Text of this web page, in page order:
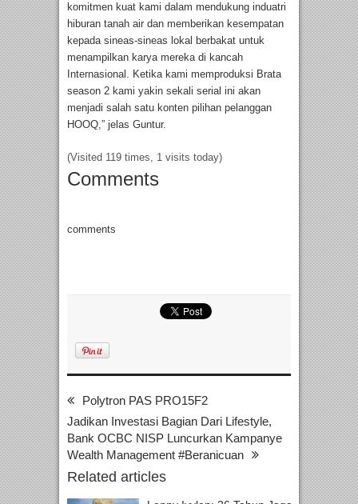
komitmen kuat kami dalam mendukung induatri
hiburan tanah air dan memberikan kesempatan
kepada sineas-sineas lokal berbakat untuk
menampilkan karya mereka di kancah
Internasional. Ketika kami memproduksi Brata
season 2 kami yakin sekali serial ini akan
menjadi salah satu konten pilihan pelanggan
HOOQ,” jelas Guntur.
(Visited 119 times, 1 visits today)
Comments
comments
Polytron PAS PRO15F2
Jadikan Investasi Bagian Dari Lifestyle,
Bank OCBC NISP Luncurkan Kampanye
Wealth Management #Beranicuan
Related articles